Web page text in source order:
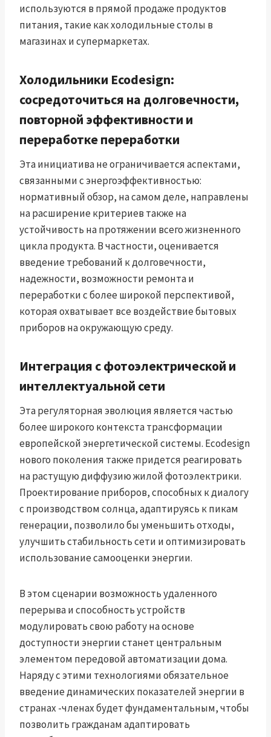
используются в прямой продаже продуктов
питания, такие как холодильные столы в
магазинах и супермаркетах.
Холодильники Ecodesign:
сосредоточиться на долговечности,
повторной эффективности и
переработке переработки
Эта инициатива не ограничивается аспектами,
связанными с энергоэффективностью:
нормативный обзор, на самом деле, направлены
на расширение критериев также на
устойчивость на протяжении всего жизненного
цикла продукта. В частности, оценивается
введение требований к долговечности,
надежности, возможности ремонта и
переработки с более широкой перспективой,
которая охватывает все воздействие бытовых
приборов на окружающую среду.
Интеграция с фотоэлектрической и
интеллектуальной сети
Эта регуляторная эволюция является частью
более широкого контекста трансформации
европейской энергетической системы. Ecodesign
нового поколения также придется реагировать
на растущую диффузию жилой фотоэлектрики.
Проектирование приборов, способных к диалогу
с производством солнца, адаптируясь к пикам
генерации, позволило бы уменьшить отходы,
улучшить стабильность сети и оптимизировать
использование самооценки энергии.
В этом сценарии возможность удаленного
перерыва и способность устройств
модулировать свою работу на основе
доступности энергии станет центральным
элементом передовой автоматизации дома.
Наряду с этими технологиями обязательное
введение динамических показателей энергии в
странах -членах будет фундаментальным, чтобы
позволить гражданам адаптировать